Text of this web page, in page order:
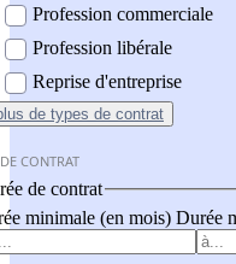
Profession commerciale
Profession libérale
Reprise d'entreprise
de types de contrat
CONTRAT
de contrat
minimale (en mois) Durée